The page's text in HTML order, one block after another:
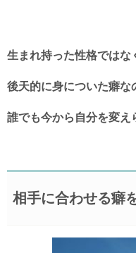
生まれ持った性格ではな
後天的に身についた癖な
誰でも今から自分を変え
相手に合わせる癖